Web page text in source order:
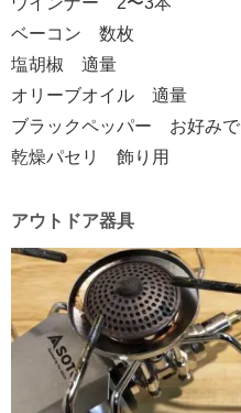
ベーコン 数枚
塩胡椒 適量
オリーブオイル 適量
ブラックペッパー お好みで
乾燥パセリ 飾り用
アウトドア器具